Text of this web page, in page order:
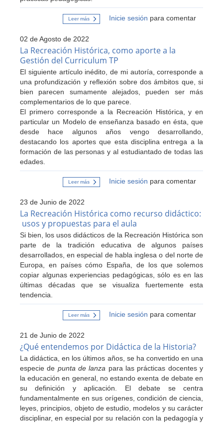
Leer más sobre
Aprendizaje
Profundo.
Aportes
la
Neuroeducación
la
Neurodidáctica
Inicie sesión para comentar
02 de Agosto de 2022
La Recreación Histórica, como aporte a la
Gestión del Curriculum TP
El siguiente artículo inédito, de mi autoría, corresponde a
una profundización y reflexión sobre dos ámbitos que, si
bien parecen sumamente alejados, pueden ser más
complementarios de lo que parece.
El primero corresponde a la Recreación Histórica, y en
particular un Modelo de enseñanza basado en ésta, que
desde hace algunos años vengo desarrollando,
destacando los aportes que esta disciplina entrega a la
formación de las personas y al estudiantado de todas las
edades.
Leer más sobre
como
aporte
a
Gestión
del
Curriculum
TP
Inicie sesión para comentar
23 de Junio de 2022
La Recreación Histórica como recurso didáctico:
usos y propuestas para el aula
Si bien, los usos didácticos de la Recreación Histórica son
parte de la tradición educativa de algunos países
desarrollados, en especial de habla inglesa o del norte de
Europa, en países cómo España, de los que solemos
copiar algunas experiencias pedagógicas, sólo es en las
últimas décadas que se visualiza fuertemente esta
tendencia.
Leer más sobre
recurso
didáctico:
y
propuestas
para
el
aula
Inicie sesión para comentar
21 de Junio de 2022
¿Qué entendemos por Didáctica de la Historia?
La didáctica, en los últimos años, se ha convertido en una
especie de punta de lanza para las prácticas docentes y
la educación en general, no estando exenta de debate en
su definición y aplicación. El debate se centra
fundamentalmente en sus orígenes, condición de ciencia,
leyes, principios, objeto de estudio, modelos y su carácter
disciplinar, en especial por su relación con la pedagogía y